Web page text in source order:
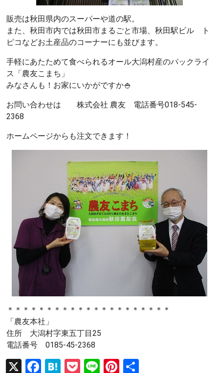
販売は秋田県内のスーパーや道の駅。
また、秋田市内では秋田市まるごと市場、秋田駅ビル ト
ピコなどお土産品のコーナーにも並びます。
手軽にあたためて食べられるオール大潟村産のパックライ
ス「農友こまち」
みなさんも！お家にいかがですか🍚
お問い合わせは 株式会社 農友 電話番号018-545-
2368
ホームページからも注文できます！
＊＊＊＊＊＊＊＊＊＊＊＊＊＊＊＊＊＊＊＊＊
「農友本社」
住所 大潟村字東五丁目25
電話番号 0185-45-2368
X
F
H
P
Li
Pi